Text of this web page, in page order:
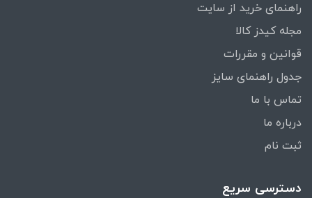
راهنمای خرید از سایت
مجله کیدز کالا
قوانین و مقررات
جدول راهنمای سایز
تماس با ما
درباره ما
ثبت نام
دسترسی سریع